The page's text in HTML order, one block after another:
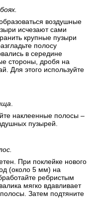
промазаны. Излишек
и убирается
то у вас получится
воздушные
исчезают сами
полосу
в середине
стороны, дробя на
Для этого используйте
наклеенные полосы –
пузырей.